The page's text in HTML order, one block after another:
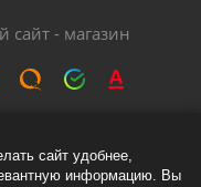
- магазин
сайт удобнее,
информацию. Вы